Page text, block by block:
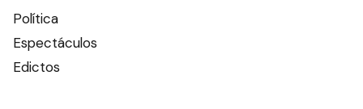
Política
Espectáculos
Edictos